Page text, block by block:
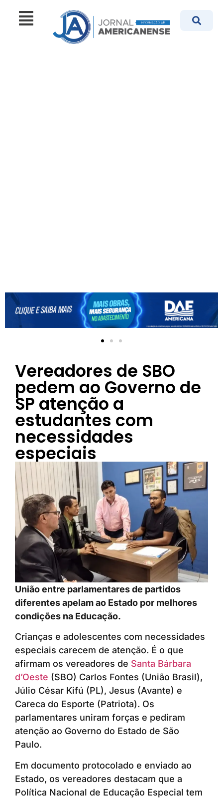
Vereadores de SBO
pedem ao Governo de
SP atenção a
estudantes com
necessidades
especiais
União entre parlamentares de partidos
diferentes apelam ao Estado por melhores
condições na Educação.
Crianças e adolescentes com necessidades
especiais carecem de atenção. É o que
afirmam os vereadores de Santa Bárbara
d’Oeste (SBO) Carlos Fontes (União Brasil),
Júlio César Kifú (PL), Jesus (Avante) e
Careca do Esporte (Patriota). Os
parlamentares uniram forças e pediram
atenção ao Governo do Estado de São
Paulo.
Em documento protocolado e enviado ao
Estado, os vereadores destacam que a
Política Nacional de Educação Especial tem